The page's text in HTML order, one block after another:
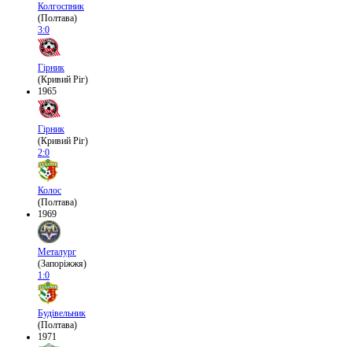
Колгоспник
(Полтава)
3:0
Гірник
(Кривий Ріг)
1965
Гірник
(Кривий Ріг)
2:0
Колос
(Полтава)
1969
Металург
(Запоріжжя)
1:0
Будівельник
(Полтава)
1971